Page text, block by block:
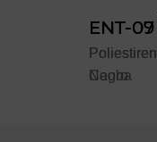
ENT-07
Negro
ENT-09
Caoba